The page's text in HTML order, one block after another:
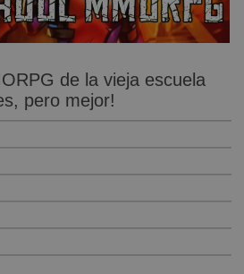
de la vieja escuela
pero mejor!